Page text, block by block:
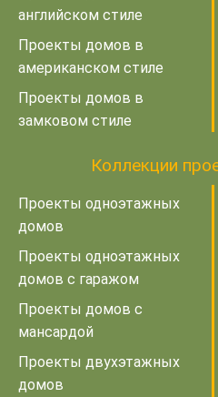
английском стиле
Проекты домов в
американском стиле
Проекты домов в
замковом стиле
Коллекции
Проекты одноэтажных
домов
Проекты одноэтажных
домов с гаражом
Проекты домов с
мансардой
Проекты двухэтажных
домов